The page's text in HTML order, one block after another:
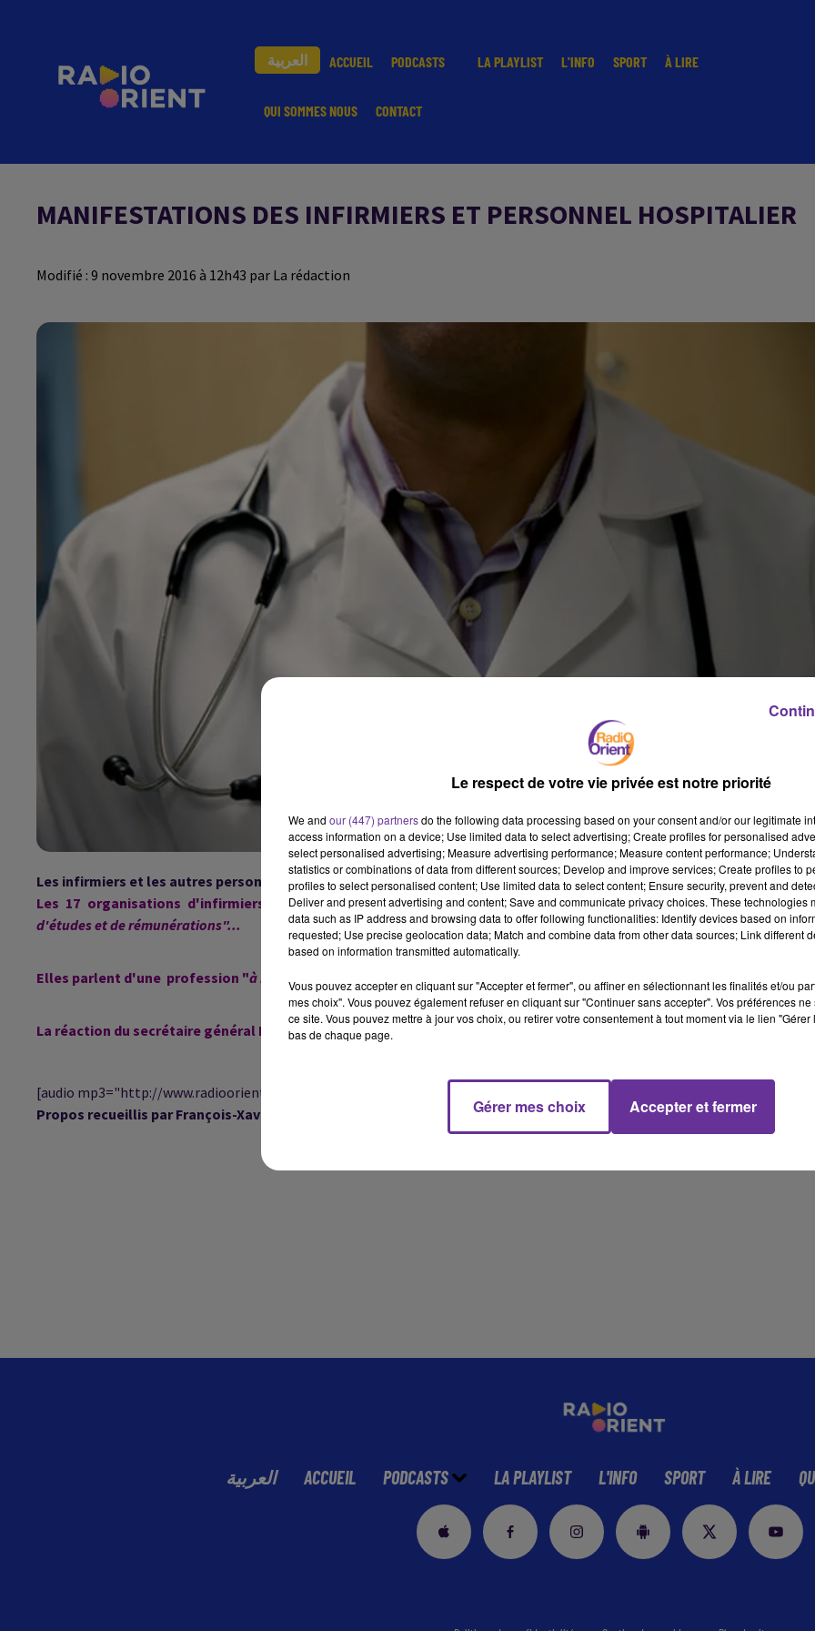
العربية ACCUEIL PODCASTS LA PLAYLIST L'INFO SPORT À LIRE
QUI SOMMES NOUS CONTACT
MANIFESTATIONS DES INFIRMIERS ET PERSONNEL HOSPITALIER
Modifié : 9 novembre 2016 à 12h43 par La rédaction
Les infirmiers et les autres personnels hospitaliers étaient en grève lundi en France...
Les 17 organisations d'infirmiers dénoncent dans un communiqué commun des"conditions déplorables de
d'études et de rémunérations"...
Elles parlent d'une profession "à bout de souffle"
La réaction du secrétaire général FO santé Denis Basset:
[audio mp3="http://www.radioorient.com/wp-content/uploads/2016/11/Denis-Basset.mp3"][/audio]
Propos recueillis par François-Xavier de Calonne.
العربية ACCUEIL PODCASTS LA PLAYLIST L'INFO SPORT À LIRE
Le respect de votre vie privée est notre priorité
We and our (447) partnersdo the following data processing based on your consent and/or our legitimate
access information on a device; Use limited data to select advertising; Create profiles for personalised
select personalised advertising; Measure advertising performance; Measure content performance;
statistics or combinations of data from different sources; Develop and improve services; Create profiles to
profiles to select personalised content; Use limited data to select content; Ensure security, prevent and
Deliver and present advertising and content; Save and communicate privacy choices. These technologies
data such as IP address and browsing data to offer following functionalities: Identify devices based on
requested; Use precise geolocation data; Match and combine data from other data sources; Link different
based on information transmitted automatically.
Vous pouvez accepter en cliquant sur "Accepter et fermer", ou affiner en sélectionnant les finalités et/ou
mes choix". Vous pouvez également refuser en cliquant sur "Continuer sans accepter". Vos préférences
ce site. Vous pouvez mettre à jour vos choix, ou retirer votre consentement à tout moment via le lien
bas de chaque page.
Gérer mes choix Accepter et fermer